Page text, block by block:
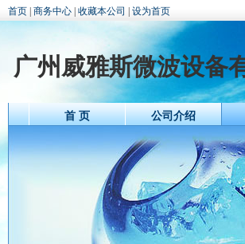
首页 商务中心 收藏本公司 设为首页
广州威雅斯微波设备
首 页 公司介绍